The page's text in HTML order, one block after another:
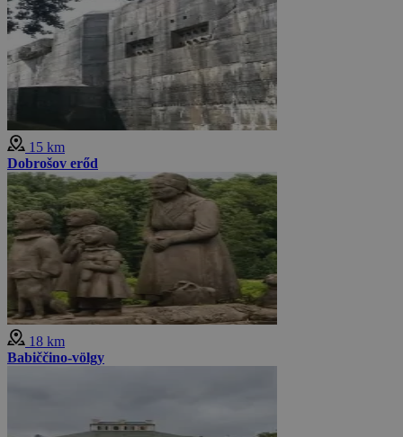
15 km
Dobrošov erőd
18 km
Babiččino-völgy